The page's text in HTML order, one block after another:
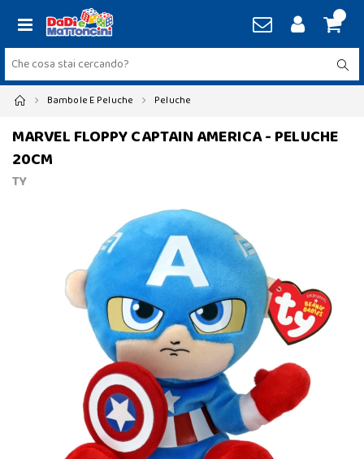
Bambole E Peluche Peluche
MARVEL FLOPPY CAPTAIN AMERICA - PELUCHE
20CM
TY